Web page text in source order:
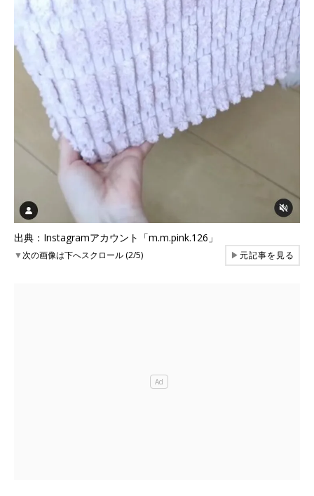
出典：Instagramアカウント「m.m.pink.126」
▼次の画像は下へスクロール (2/5) ▶元記事を見る